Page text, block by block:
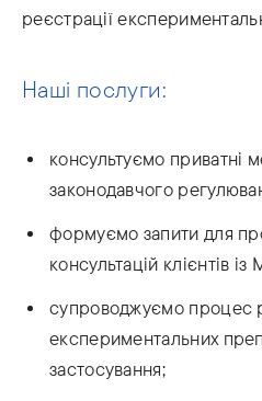
реєстрації
Наші послуги:
консультуємо приватні
законодавчого
формуємо запити для
консультацій клієнтів
супроводжуємо процес
експериментальних
застосування;